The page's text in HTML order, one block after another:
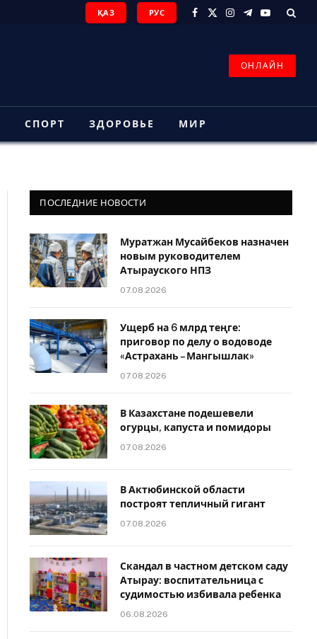
ҚАЗ РУС
Facebook
X
Instagram
Telegram
YouTube
ОНЛАЙН
СПОРТ ЗДОРОВЬЕ МИР
ПОСЛЕДНИЕ НОВОСТИ
Муратжан Мусайбеков назначен
новым руководителем
Атырауского НПЗ
07.08.2026
Ущерб на 6 млрд теңге:
приговор по делу о водоводе
«Астрахань – Мангышлак»
07.08.2026
В Казахстане подешевели
огурцы, капуста и помидоры
07.08.2026
В Актюбинской области
построят тепличный гигант
07.08.2026
Скандал в частном детском саду
Атырау: воспитательница с
судимостью избивала ребенка
06.08.2026